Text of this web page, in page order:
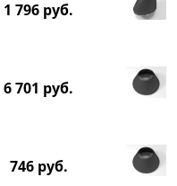
1 796 руб.
6 701 руб.
746 руб.